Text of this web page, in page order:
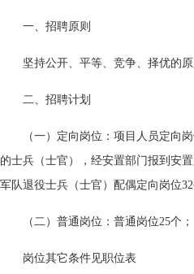
一、招聘原则
坚持公开、平等、竞争、择优的原
二、招聘计划
（一）定向岗位：项目人员定向
的士兵（士官），经安置部门报到安
军队退役士兵（士官）配偶定向岗位32
（二）普通岗位：普通岗位25个；
岗位其它条件见职位表